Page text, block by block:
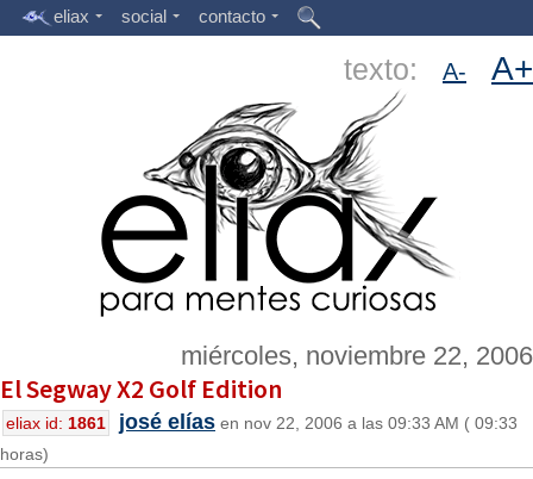
eliax social contacto
texto: A- A+
miércoles, noviembre 22, 2006
El Segway X2 Golf Edition
eliax id: 1861 josé elías en nov 22, 2006 a las 09:33 AM ( 09:33
horas)